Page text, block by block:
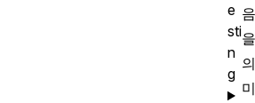
음
을
의
미
e
sti
n
g